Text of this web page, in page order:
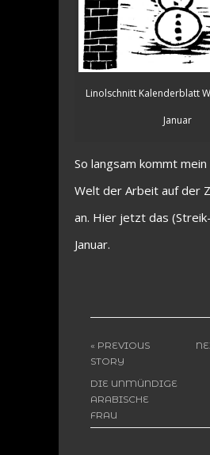
Linolschnitt Kalenderblatt
Januar
So langsam kommt
Welt der Arbeit auf der
an. Hier jetzt das
Januar.
« PREVIOUS
STORY
DIE UNMÜNDIGE
ARABISCHE
FRAU
(HOLZSCHNITT)